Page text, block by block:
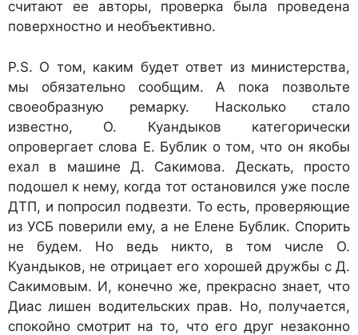
считают ее авторы, проверка была проведена
поверхностно и необъективно.
P.S. О том, каким будет ответ из министерства,
мы обязательно сообщим. А пока позвольте
своеобразную ремарку. Насколько стало
известно, О. Куандыков категорически
опровергает слова Е. Бублик о том, что он якобы
ехал в машине Д. Сакимова. Дескать, просто
подошел к нему, когда тот остановился уже после
ДТП, и попросил подвезти. То есть, проверяющие
из УСБ поверили ему, а не Елене Бублик. Спорить
не будем. Но ведь никто, в том числе О.
Куандыков, не отрицает его хорошей дружбы с Д.
Сакимовым. И, конечно же, прекрасно знает, что
Диас лишен водительских прав. Но, получается,
спокойно смотрит на то, что его друг незаконно